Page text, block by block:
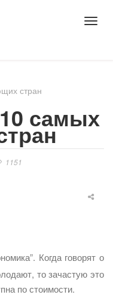
стран
самых
1151
Когда говорят о
то зачастую это
по стоимости.